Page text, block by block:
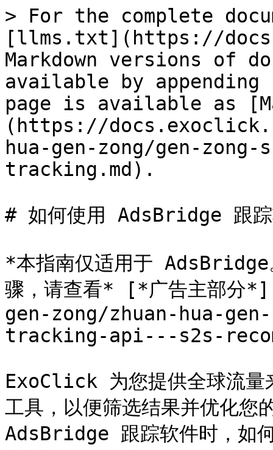
> For the complete
[llms.txt](https://
Markdown versions of
available by
page is available as
(https://
hua-gen-zong/gen-
tracking.md).
# 如何使用 AdsBridge 跟踪
*本指南仅适用于 AdsBridge
骤，请查看* [*广告主部
gen-zong/zhuan-hua-
tracking-api---s2s-
ExoClick 为您提供全球流量
工具，以便筛选结果并优化您
AdsBridge 跟踪软件时，如